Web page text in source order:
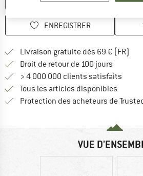
ENREGISTRER
Livraison gratuite dès 69 € (FR)
Droit de retour de 100 jours
> 4 000 000 clients satisfaits
Tous les articles disponibles
Protection des acheteurs de
VUE